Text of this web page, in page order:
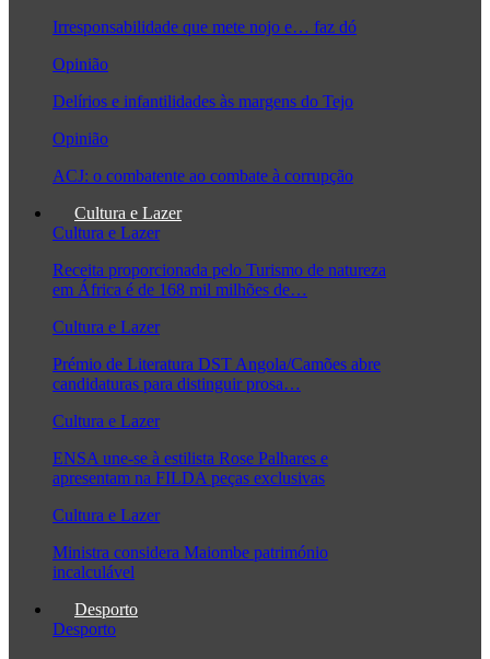
Irresponsabilidade que mete nojo e… faz dó
Opinião
Delírios e infantilidades às margens do Tejo
Opinião
ACJ: o combatente ao combate à corrupção
Cultura e Lazer
Cultura e Lazer
Receita proporcionada pelo Turismo de natureza
em África é de 168 mil milhões de…
Cultura e Lazer
Prémio de Literatura DST Angola/Camões abre
candidaturas para distinguir prosa…
Cultura e Lazer
ENSA une-se à estilista Rose Palhares e
apresentam na FILDA peças exclusivas
Cultura e Lazer
Ministra considera Maiombe património
incalculável
Desporto
Desporto